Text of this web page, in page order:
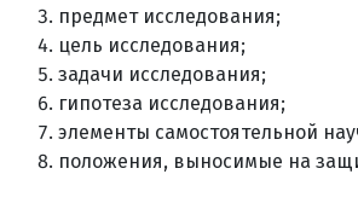
предмет исследования;
цель исследования;
задачи исследования;
гипотеза исследования;
элементы самостоятельной
положения, выносимые на